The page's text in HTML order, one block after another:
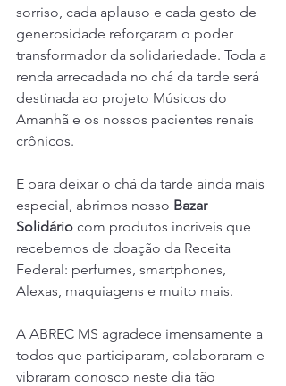
sorriso, cada aplauso e cada gesto de
generosidade reforçaram o poder
transformador da solidariedade. Toda a
renda arrecadada no chá da tarde será
destinada ao projeto Músicos do
Amanhã e os nossos pacientes renais
crônicos.
E para deixar o chá da tarde ainda mais
especial, abrimos nosso Bazar
Solidário com produtos incríveis que
recebemos de doação da Receita
Federal: perfumes, smartphones,
Alexas, maquiagens e muito mais.
A ABREC MS agradece imensamente a
todos que participaram, colaboraram e
vibraram conosco neste dia tão